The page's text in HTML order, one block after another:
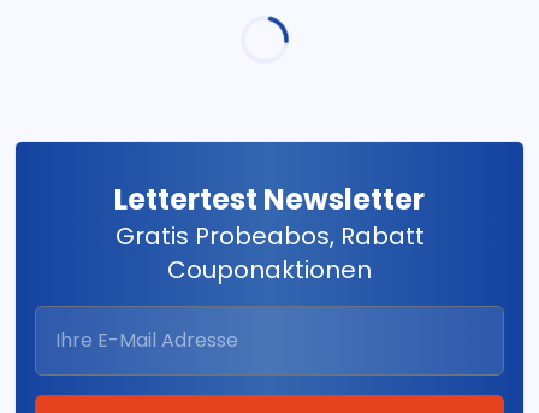
Lettertest Newsletter
Gratis Probeabos, Rabatt
Couponaktionen